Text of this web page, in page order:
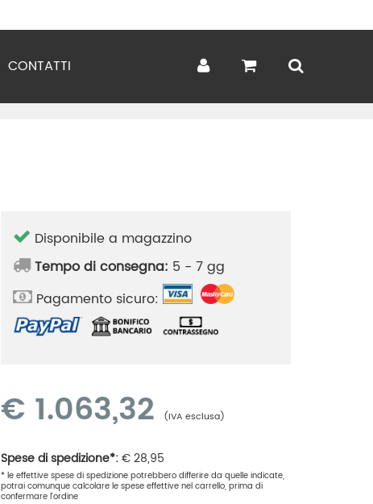
CONTATTI
Disponibile a magazzino
Tempo di consegna: 5 - 7 gg
Pagamento sicuro:
€ 1.063,32 (IVA esclusa)
Spese di spedizione*:€28,95
* le effettive spese di spedizione potrebbero differire da quelle indicate,
potrai comunque calcolare le spese effettive nel carrello, prima di
confermare l'ordine